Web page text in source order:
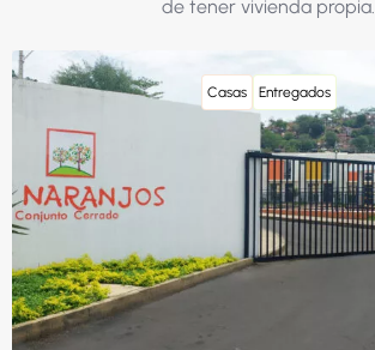
de tener vivienda propia.
Casas Entregados